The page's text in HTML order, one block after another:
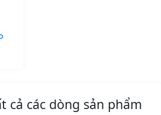
cả các dòng sản phẩm